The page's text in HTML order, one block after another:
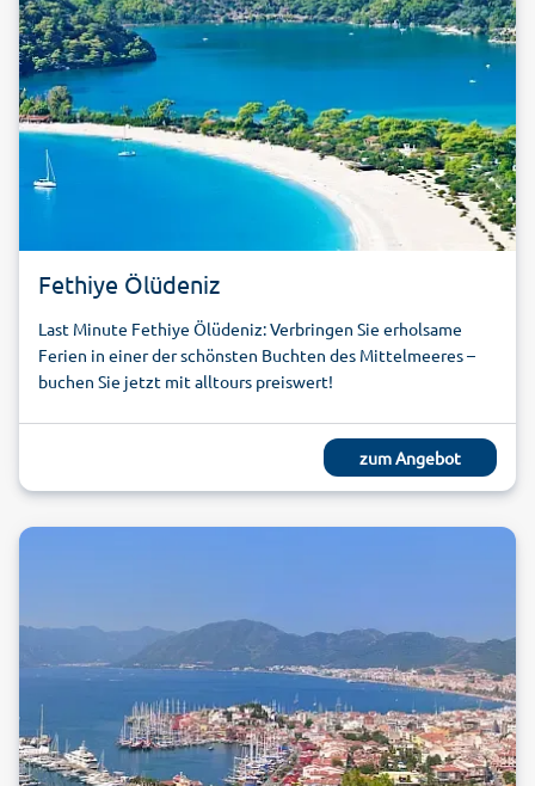
Fethiye Ölüdeniz
Last Minute Fethiye Ölüdeniz: Verbringen Sie erholsame
Ferien in einer der schönsten Buchten des Mittelmeeres –
buchen Sie jetzt mit alltours preiswert!
zum Angebot